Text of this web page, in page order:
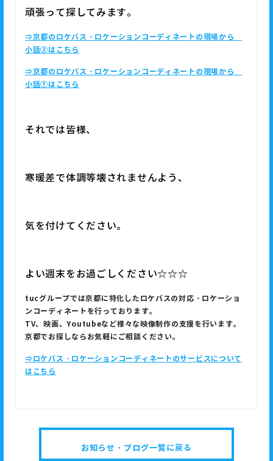
頑張って探してみます。
⇒京都のロケバス・ロケーションコーディネートの現場から
小話②はこちら
⇒京都のロケバス・ロケーションコーディネートの現場から
小話①はこちら
それでは皆様、
寒暖差で体調等壊されませんよう、
気を付けてください。
よい週末をお過ごしください☆☆☆
tucグループでは京都に特化したロケバスの対応・ロケーショ
ンコーディネートを行っております。
TV、映画、Youtubeなど様々な映像制作の支援を行います。
京都でお探しならお気軽にご相談ください。
⇒ロケバス・ロケーションコーディネートのサービスについて
はこちら
お知らせ・ブログ一覧に戻る